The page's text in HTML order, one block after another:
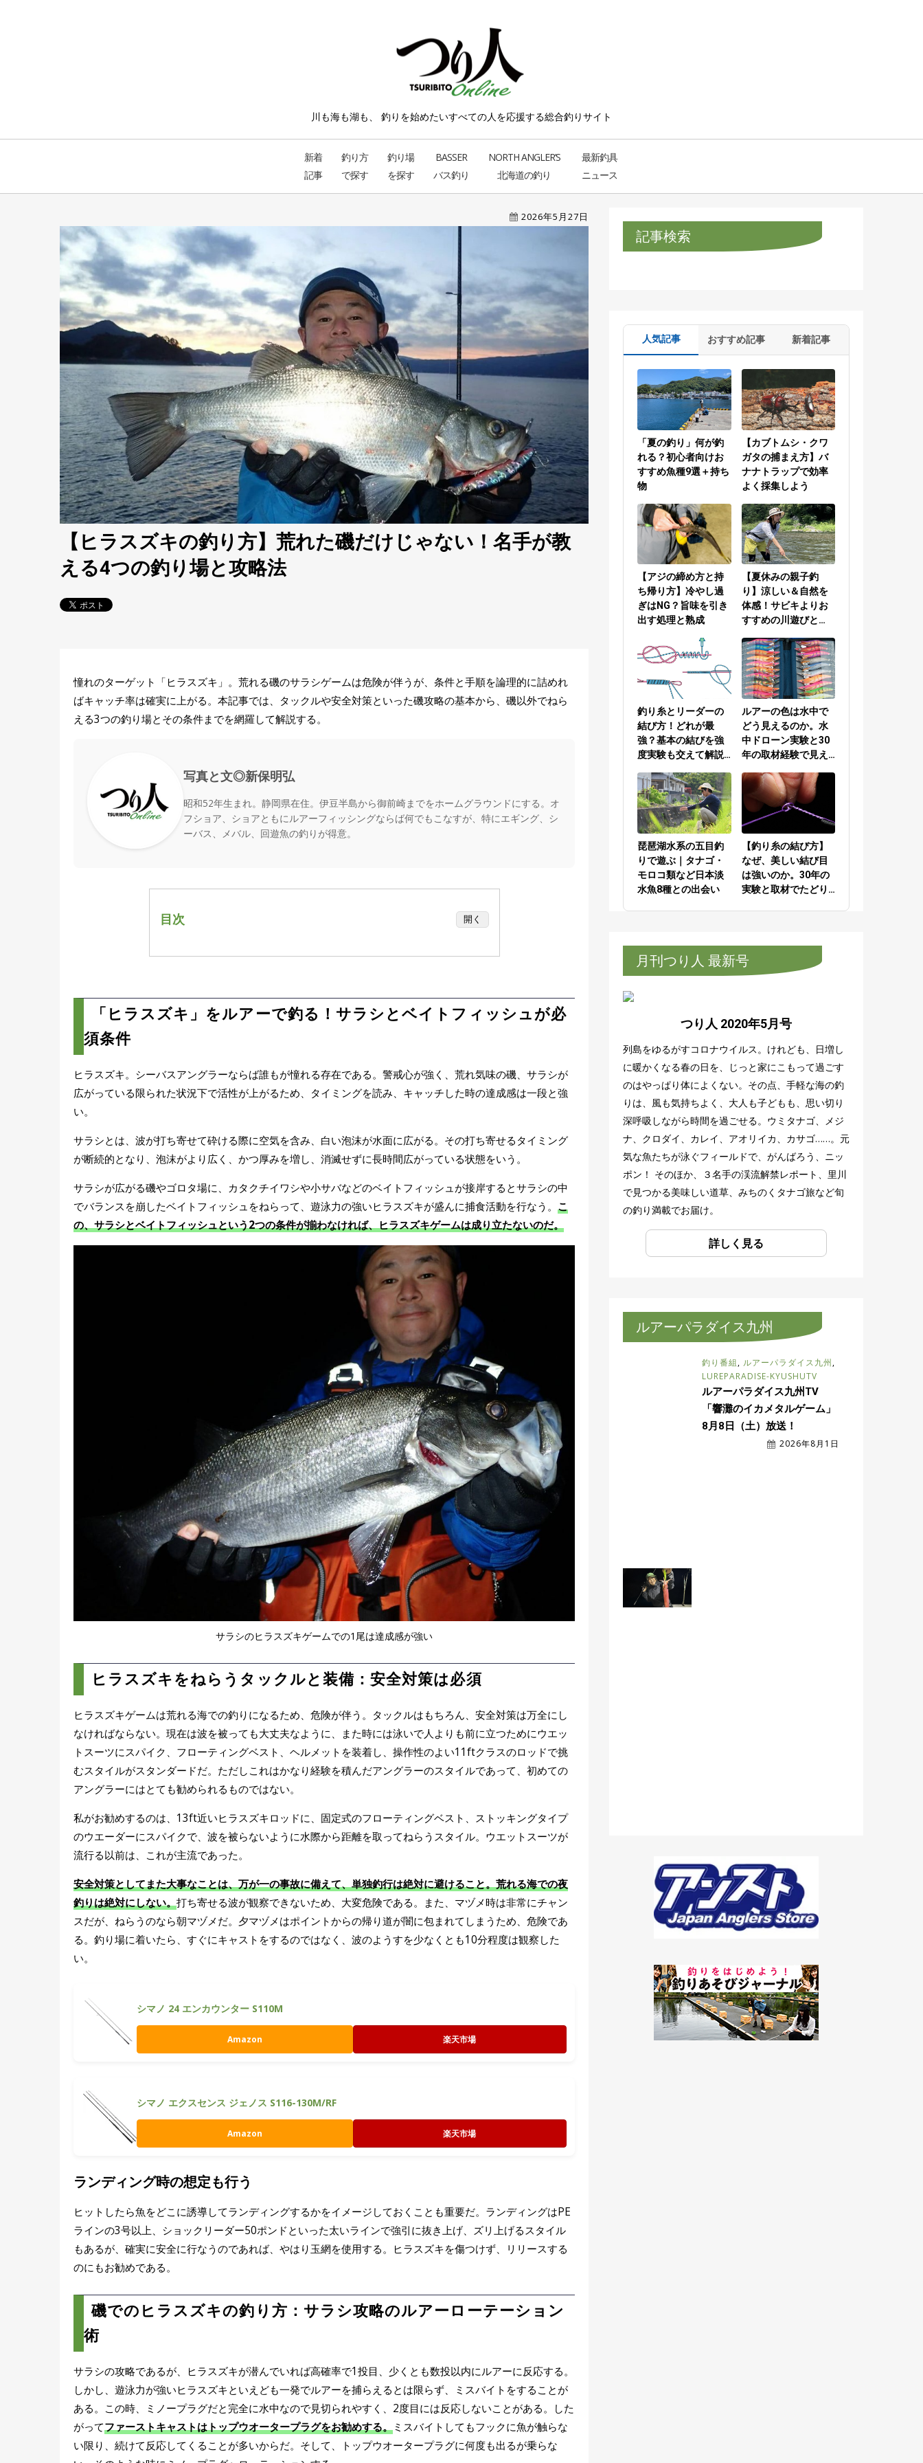
川も海も湖も、 釣りを始めたいすべての人を応援する総合釣りサイト
新着
記事
釣り方
で探す
釣り場
を探す
BASSER
バス釣り
NORTH ANGLER’S
北海道の釣り
最新釣具
ニュース
2026年5月27日
【ヒラスズキの釣り方】荒れた磯だけじゃない！名手が教
える4つの釣り場と攻略法
憧れのターゲット「ヒラスズキ」。荒れる磯のサラシゲームは危険が伴うが、条件と手順を論理的に詰めれ
ばキャッチ率は確実に上がる。本記事では、タックルや安全対策といった磯攻略の基本から、磯以外でねら
える3つの釣り場とその条件までを網羅して解説する。
写真と文◎新保明弘
昭和52年生まれ。静岡県在住。伊豆半島から御前崎までをホームグラウンドにする。オ
フショア、ショアともにルアーフィッシングならば何でもこなすが、特にエギング、シ
ーバス、メバル、回遊魚の釣りが得意。
目次 開く
ランディング時の想定も行う
磯でのヒラスズキの釣り方：サラシ攻略のルアーローテーション
夜釣りのゴロタ場は穴場スポット！ライトな装備で挑める
雨後の河口はチャンス
「ヒラスズキ」をルアーで釣る！サラシとベイトフィッシュが必
須条件
ヒラスズキ。シーバスアングラーならば誰もが憧れる存在である。警戒心が強く、荒れ気味の磯、サラシが
広がっている限られた状況下で活性が上がるため、タイミングを読み、キャッチした時の達成感は一段と強
い。
サラシとは、波が打ち寄せて砕ける際に空気を含み、白い泡沫が水面に広がる。その打ち寄せるタイミング
が断続的となり、泡沫がより広く、かつ厚みを増し、消滅せずに長時間広がっている状態をいう。
サラシが広がる磯やゴロタ場に、カタクチイワシや小サバなどのベイトフィッシュが接岸するとサラシの中
でバランスを崩したベイトフィッシュをねらって、遊泳力の強いヒラスズキが盛んに捕食活動を行なう。 こ
の、サラシとベイトフィッシュという2つの条件が揃わなければ、ヒラスズキゲームは成り立たないのだ。
サラシのヒラスズキゲームでの1尾は達成感が強い
ヒラスズキをねらうタックルと装備：安全対策は必須
ヒラスズキゲームは荒れる海での釣りになるため、危険が伴う。タックルはもちろん、安全対策は万全にし
なければならない。現在は波を被っても大丈夫なように、また時には泳いで人よりも前に立つためにウエッ
トスーツにスパイク、フローティングベスト、ヘルメットを装着し、操作性のよい11ftクラスのロッドで挑
むスタイルがスタンダードだ。ただしこれはかなり経験を積んだアングラーのスタイルであって、初めての
アングラーにはとても勧められるものではない。
私がお勧めするのは、13ft近いヒラスズキロッドに、固定式のフローティングベスト、ストッキングタイプ
のウエーダーにスパイクで、波を被らないように水際から距離を取ってねらうスタイル。ウエットスーツが
流行る以前は、これが主流であった。
安全対策としてまた大事なことは、万が一の事故に備えて、単独釣行は絶対に避けること。荒れる海での夜
釣りは絶対にしない。打ち寄せる波が観察できないため、大変危険である。また、マヅメ時は非常にチャン
スだが、ねらうのなら朝マヅメだ。夕マヅメはポイントからの帰り道が闇に包まれてしまうため、危険であ
る。釣り場に着いたら、すぐにキャストをするのではなく、波のようすを少なくとも10分程度は観察した
い。
シマノ 24 エンカウンター S110M
Amazon 楽天市場
シマノ エクスセンス ジェノス S116-130M/RF
Amazon 楽天市場
ランディング時の想定も行う
ヒットしたら魚をどこに誘導してランディングするかをイメージしておくことも重要だ。ランディングはPE
ラインの3号以上、ショックリーダー50ポンドといった太いラインで強引に抜き上げ、ズリ上げるスタイル
もあるが、確実に安全に行なうのであれば、やはり玉網を使用する。ヒラスズキを傷つけず、リリースする
のにもお勧めである。
磯でのヒラスズキの釣り方：サラシ攻略のルアーローテーション
術
サラシの攻略であるが、ヒラスズキが潜んでいれば高確率で1投目、少くとも数投以内にルアーに反応する。
しかし、遊泳力が強いヒラスズキといえども一発でルアーを捕らえるとは限らず、ミスバイトをすることが
ある。この時、ミノープラグだと完全に水中なので見切られやすく、2度目には反応しないことがある。した
がってファーストキャストはトップウオータープラグをお勧めする。ミスバイトしてもフックに魚が触らな
い限り、続けて反応してくることが多いからだ。そして、トップウオータープラグに何度も出るが乗らな
記事検索
人気記事 おすすめ記事 新着記事
「夏の釣り」何が釣
れる？初心者向けお
すすめ魚種9選＋持ち
物
【カブトムシ・クワ
ガタの捕まえ方】バ
ナナトラップで効率
よく採集しよう
【アジの締め方と持
ち帰り方】冷やし過
ぎはNG？旨味を引き
出す処理と熟成
【夏休みの親子釣
り】涼しい＆自然を
体感！サビキよりお
すすめの川遊びと
釣り糸とリーダーの
結び方！どれが最
強？基本の結びを強
度実験も交えて解説
ーの結び方編
ルアーの色は水中で
どう見えるのか。水
中ドローン実験と30
年の取材経験で見え
琵琶湖水系の五目釣
りで遊ぶ｜タナゴ・
モロコ類など日本淡
水魚8種との出会い
【釣り糸の結び方】
なぜ、美しい結び目
は強いのか。30年の
実験と取材でたどり
月刊つり人 最新号
つり人 2020年5月号
列島をゆるがすコロナウイルス。けれども、日増し
に暖かくなる春の日を、じっと家にこもって過ごす
のはやっぱり体によくない。その点、手軽な海の釣
りは、風も気持ちよく、大人も子どもも、思い切り
深呼吸しながら時間を過ごせる。ウミタナゴ、メジ
ナ、クロダイ、カレイ、アオリイカ、カサゴ……。元
気な魚たちが泳ぐフィールドで、がんばろう、ニッ
ポン！ そのほか、３名手の渓流解禁レポート、里川
で見つかる美味しい道草、みちのくタナゴ旅など旬
の釣り満載でお届け。
詳しく見る
ルアーパラダイス九州
釣り番組, ルアーパラダイス九州,
LUREPARADISE-KYUSHUTV
ルアーパラダイス九州TV
「響灘のイカメタルゲーム」
8月8日（土）放送！
2026年8月1日